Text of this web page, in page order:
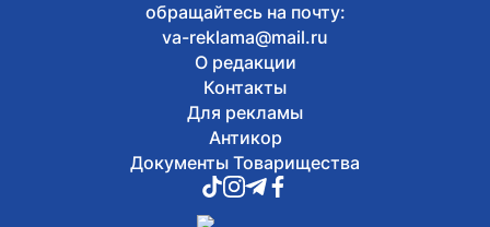
обращайтесь на почту:
va-reklama@mail.ru
О редакции
Контакты
Для рекламы
Антикор
Документы Товарищества